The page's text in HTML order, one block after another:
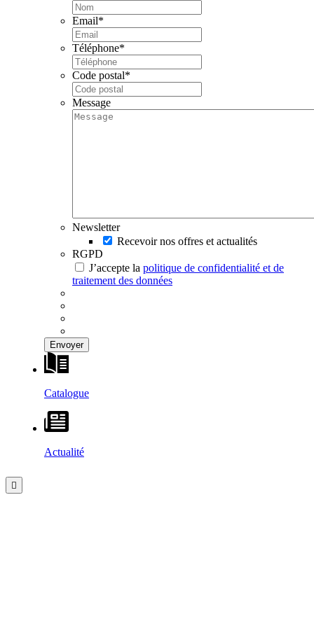
Email*
Téléphone*
Code postal*
Message
Newsletter
Recevoir nos offres et actualités
RGPD
J’accepte la politique de confidentialité et de
traitement des données
Catalogue
Actualité